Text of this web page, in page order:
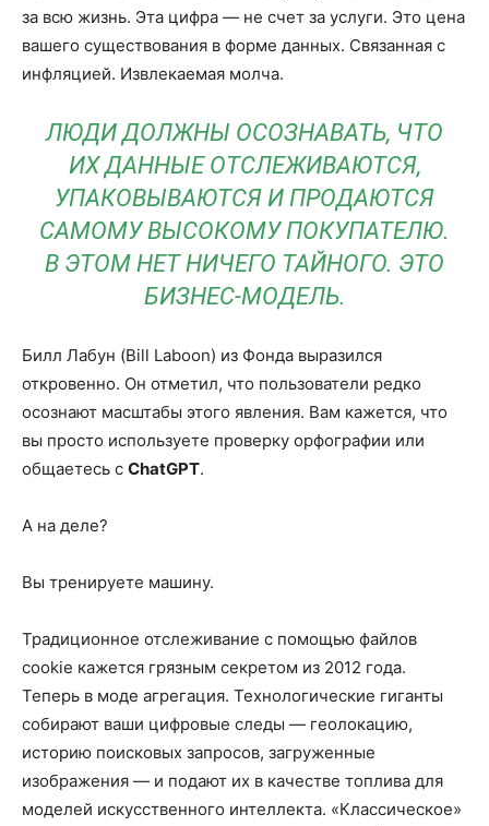
за всю жизнь. Эта цифра — не счет за услуги. Это цена
вашего существования в форме данных. Связанная с
инфляцией. Извлекаемая молча.
ЛЮДИ ДОЛЖНЫ ОСОЗНАВАТЬ, ЧТО
ИХ ДАННЫЕ ОТСЛЕЖИВАЮТСЯ,
УПАКОВЫВАЮТСЯ И ПРОДАЮТСЯ
САМОМУ ВЫСОКОМУ ПОКУПАТЕЛЮ.
В ЭТОМ НЕТ НИЧЕГО ТАЙНОГО. ЭТО
БИЗНЕС-МОДЕЛЬ.
Билл Лабун (Bill Laboon) из Фонда выразился
откровенно. Он отметил, что пользователи редко
осознают масштабы этого явления. Вам кажется, что
вы просто используете проверку орфографии или
общаетесь с ChatGPT.
А на деле?
Вы тренируете машину.
Традиционное отслеживание с помощью файлов
cookie кажется грязным секретом из 2012 года.
Теперь в моде агрегация. Технологические гиганты
собирают ваши цифровые следы — геолокацию,
историю поисковых запросов, загруженные
изображения — и подают их в качестве топлива для
моделей искусственного интеллекта. «Классическое»